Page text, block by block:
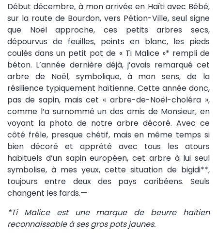
Début décembre, à mon arrivée en Haïti avec Bébé,
sur la route de Bourdon, vers Pétion-Ville, seul signe
que Noël approche, ces petits arbres secs,
dépourvus de feuilles, peints en blanc, les pieds
coulés dans un petit pot de « Ti Malice »* rempli de
béton. L’année dernière déjà, j’avais remarqué cet
arbre de Noël, symbolique, à mon sens, de la
résilience typiquement haïtienne. Cette année donc,
pas de sapin, mais cet « arbre-de-Noël-choléra »,
comme l’a surnommé un des amis de Monsieur, en
voyant la photo de notre arbre décoré. Avec ce
côté frêle, presque chétif, mais en même temps si
bien décoré et apprêté avec tous les atours
habituels d’un sapin européen, cet arbre à lui seul
symbolise, à mes yeux, cette situation de bigidi**,
toujours entre deux des pays caribéens. Seuls
changent les fards.—
*Ti Malice est une marque de beurre haïtien
reconnaissable à ses gros pots jaunes.